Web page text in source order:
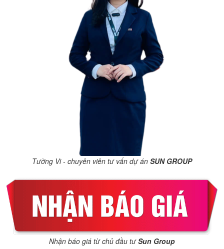
Tường Vi - chuyên viên tư vấn dự án SUN GROUP
Nhận báo giá từ chủ đầu tưSun Group